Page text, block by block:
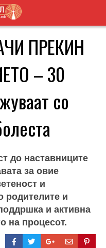
ПРЕКИН
– 30
со
до наставниците
за овие
и
родителите и
и активна
на процесот.